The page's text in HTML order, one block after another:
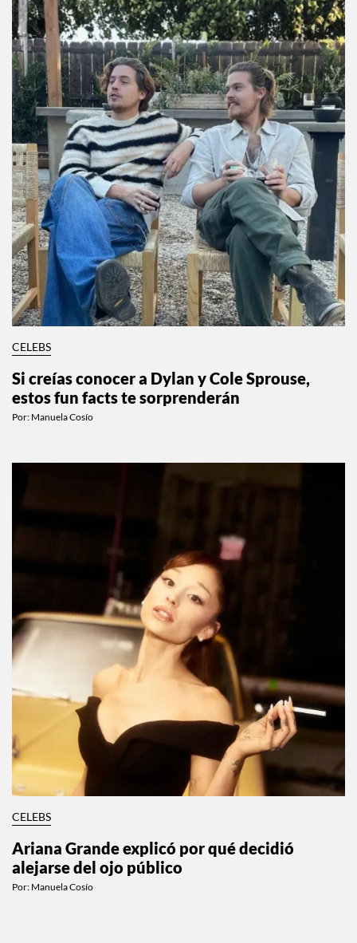
CELEBS
Si creías conocer a Dylan y Cole Sprouse,
estos fun facts te sorprenderán
Por: Manuela Cosío
CELEBS
Ariana Grande explicó por qué decidió
alejarse del ojo público
Por: Manuela Cosío